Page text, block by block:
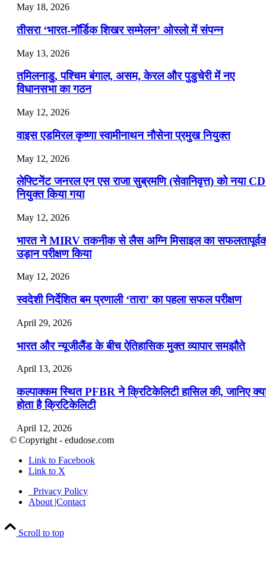
July 19, 2026
📝 डेली करेंट अफेयर्स: 16-18 जुलाई 2026
July 16, 2026
📝 डेली करेंट अफेयर्स: 13-15 जुलाई 2026
May 18, 2026
तीसरा ‘भारत-नॉर्डिक शिखर सम्मेलन’ ओस्लो में संपन्न
May 13, 2026
तमिलनाडु, पश्चिम बंगाल, असम, केरल और पुडुचेरी में नए
विधानसभा का गठन
May 12, 2026
वाइस एडमिरल कृष्णा स्वामीनाथन नौसेना प्रमुख नियुक्त
May 12, 2026
लेफ्टिनेंट जनरल एन एस राजा सुब्रमणि (सेवानिवृत्त) को नया
नियुक्त किया गया
May 12, 2026
भारत ने MIRV तकनीक से लैस अग्नि मिसाइल का
उड़ान परीक्षण किया
May 12, 2026
स्वदेशी निर्देशित बम प्रणाली ‘तारा’ का पहला सफल परीक्षण
April 29, 2026
भारत और न्यूजीलैंड के बीच ऐतिहासिक मुक्त व्यापार समझौते
April 13, 2026
कल्पाक्कम स्थित PFBR ने क्रिटिकेलिटी हासिल की, जानिए
होता है क्रिटिकेलिटी
April 12, 2026
April 9, 2026
नासा का आर्टेमिस-2 मिशन: मनुष्य एक बार फिर से चंद्रमा के
पहुंचा
April 7, 2026
© Copyright - edudose.com
Link to Facebook
Link to X
Privacy Policy
About |Contact
Scroll to top